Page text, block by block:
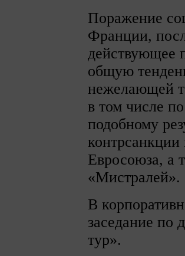
Поражение
Франции,
действующее
общую
нежелающей
в том числе
подобному
контрсанкции
Евросоюза, а
«Мистралей».
В
заседание по
тур».